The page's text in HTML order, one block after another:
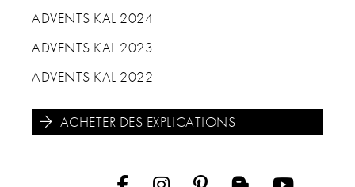
ADVENTS KAL 2024
ADVENTS KAL 2023
ADVENTS KAL 2022
ACHETER DES EXPLICATIONS